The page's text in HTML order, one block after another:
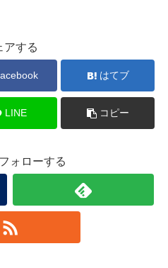
アする
はてブ
LINE コピー
ォローする